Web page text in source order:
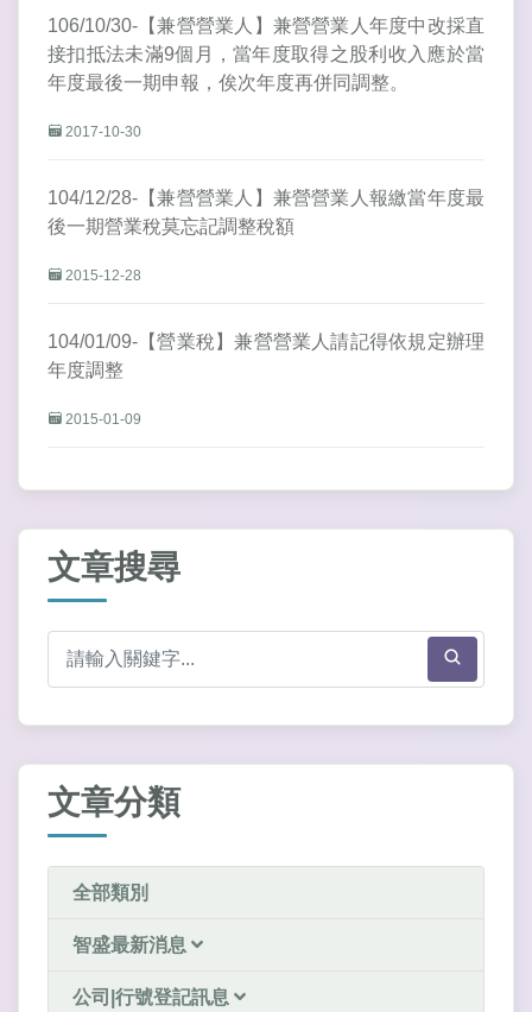
106/10/30-【兼營營業人】兼營營業人年度中改採直
接扣抵法未滿9個月，當年度取得之股利收入應於當
年度最後一期申報，俟次年度再併同調整。
2017-10-30
104/12/28-【兼營營業人】兼營營業人報繳當年度最
後一期營業稅莫忘記調整稅額
2015-12-28
104/01/09-【營業稅】兼營營業人請記得依規定辦理
年度調整
2015-01-09
文章搜尋
文章分類
全部類別
智盛最新消息
公司|行號登記訊息